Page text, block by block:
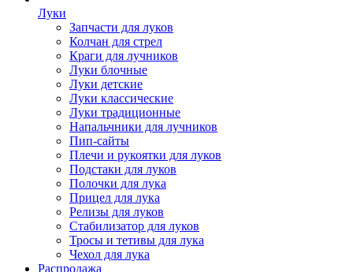
Луки
Запчасти для луков
Колчан для стрел
Краги для лучников
Луки блочные
Луки детские
Луки классические
Луки традиционные
Напальчники для лучников
Пип-сайты
Плечи и рукоятки для луков
Подстаки для луков
Полочки для лука
Прицел для лука
Релизы для луков
Стабилизатор для луков
Тросы и тетивы для лука
Чехол для лука
Распродажа